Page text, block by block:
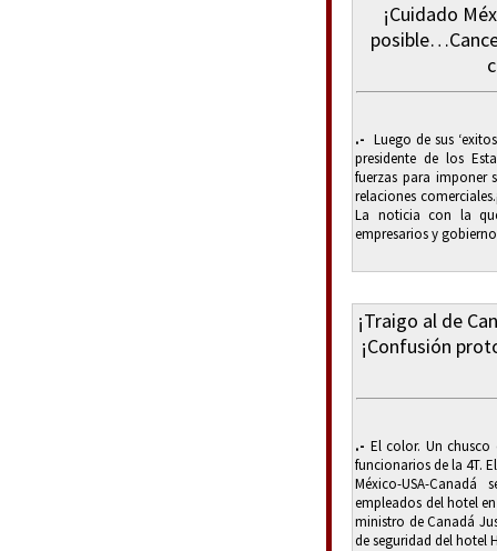
¡Cuidado
.- Luego de sus
presidente de los
fuerzas para imponer
relaciones
La noticia con la
empresarios y
¡Traigo al de
¡Confusión
.- El color. Un
funcionarios de la 4T.
México-USA-
empleados del hotel
ministro de Canadá
de seguridad del hotel